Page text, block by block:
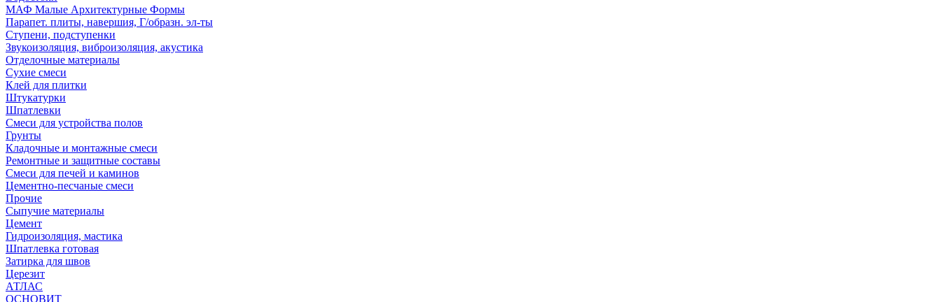
МАФ Малые Архитектурные Формы
Парапет. плиты, навершия, Г/образн. эл-ты
Ступени, подступенки
Звукоизоляция, виброизоляция, акустика
Отделочные материалы
Сухие смеси
Клей для плитки
Штукатурки
Шпатлевки
Смеси для устройства полов
Грунты
Кладочные и монтажные смеси
Ремонтные и защитные составы
Смеси для печей и каминов
Цементно-песчаные смеси
Прочие
Сыпучие материалы
Цемент
Гидроизоляция, мастика
Шпатлевка готовая
Затирка для швов
Церезит
АТЛАС
ОСНОВИТ